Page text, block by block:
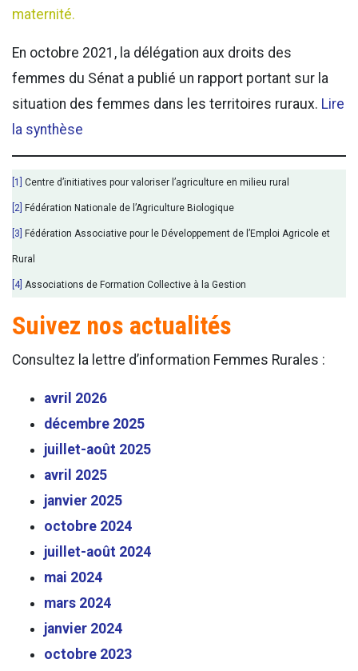
maternité.
En octobre 2021, la délégation aux droits des
femmes du Sénat a publié un rapport portant sur la
situation des femmes dans les territoires ruraux. Lire
la synthèse
[1] Centre d’initiatives pour valoriser l’agriculture en milieu rural
[2] Fédération Nationale de l’Agriculture Biologique
[3] Fédération Associative pour le Développement de l’Emploi Agricole et
Rural
[4] Associations de Formation Collective à la Gestion
Suivez nos actualités
Consultez la lettre d’information Femmes Rurales :
avril 2026
décembre 2025
juillet-août 2025
avril 2025
janvier 2025
octobre 2024
juillet-août 2024
mai 2024
mars 2024
janvier 2024
octobre 2023